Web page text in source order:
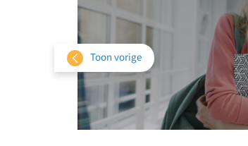
Toon vorige